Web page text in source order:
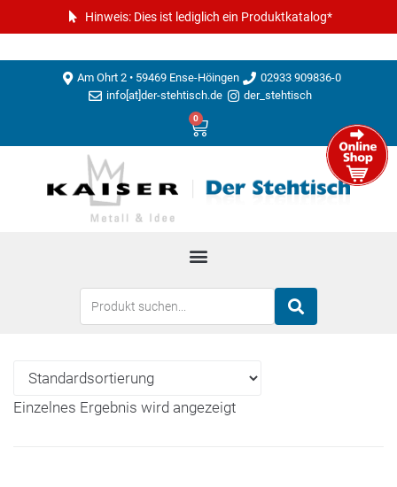
Hinweis: Dies ist lediglich ein Produktkatalog*
Am Ohrt 2 • 59469 Ense-Höingen
02933 909836-0
info[at]der-stehtisch.de
der_stehtisch
0
Einzelnes Ergebnis wird angezeigt